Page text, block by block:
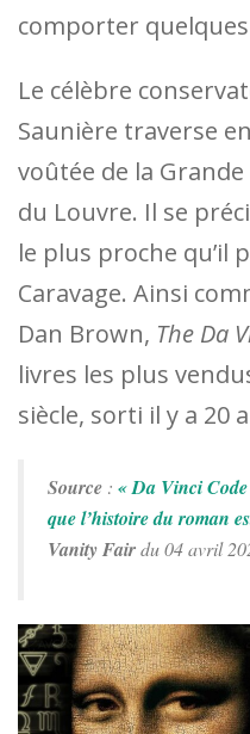
comporter
Le célèbre
Saunière traverse
voûtée de la
du Louvre. Il se
le plus proche qu’il
Caravage. Ainsi
Dan Brown, The Da
livres les plus
siècle, sorti il ​​y a 20
Source : « Da Vinci
que l’histoire du roman
Vanity Fairdu 04 avril